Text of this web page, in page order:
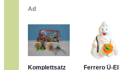
Für die
mein
jan-lukas:
https://
jan-lukas:
stimmt,